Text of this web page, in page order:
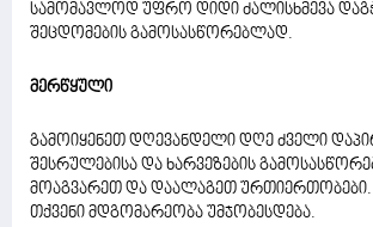
სამომავლოდ უფრო დიდი ძალისხმევა
შეცდომების გამოსასწორებლად.
მერწყული
გამოიყენეთ დღევანდელი დღე ძველი
შესრულებისა და ხარვეზების
მოაგვარეთ და დაალაგეთ ურთიერთობები.
თქვენი მდგომარეობა უმჯობესდება.